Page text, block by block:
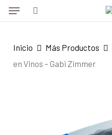
Skip
content
Menu
Inicio Más Productos
en Vinos – Gabi Zimmer
Menu